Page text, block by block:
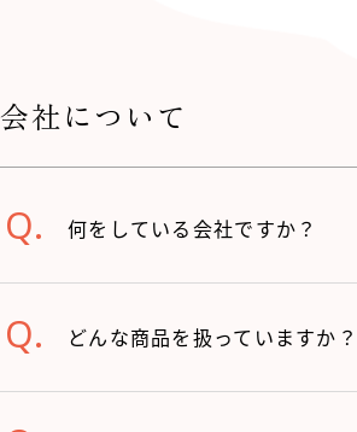
会社について
何をしている会社ですか？
どんな商品を扱っていますか？